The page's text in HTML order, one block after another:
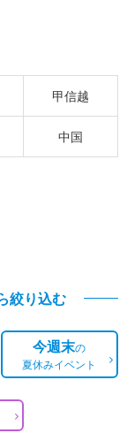
甲信越
中国
絞り込む
今週末の
夏休みイベント